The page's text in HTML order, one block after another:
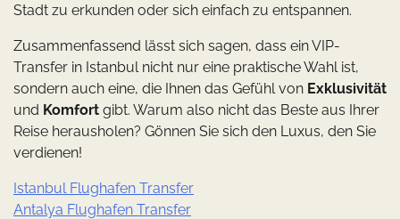
Stadt zu erkunden oder sich einfach zu entspannen.
Zusammenfassend lässt sich sagen, dass ein VIP-
Transfer in Istanbul nicht nur eine praktische Wahl ist,
sondern auch eine, die Ihnen das Gefühl von Exklusivität
und Komfort gibt. Warum also nicht das Beste aus Ihrer
Reise herausholen? Gönnen Sie sich den Luxus, den Sie
verdienen!
Istanbul Flughafen Transfer
Antalya Flughafen Transfer